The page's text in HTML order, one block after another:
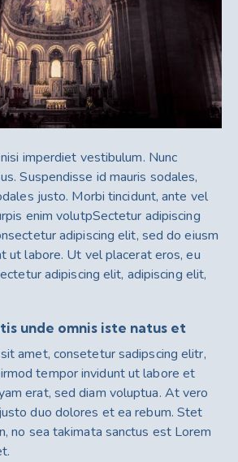
imperdiet vestibulum. Nunc
Suspendisse id mauris sodales,
justo. Morbi tincidunt, ante vel
enim volutpSectetur adipiscing
adipiscing elit, sed do eiusm
ut labore. Ut vel placerat eros, eu
adipiscing elit, adipiscing elit,
unde omnis iste natus et
amet, consetetur sadipscing elitr,
tempor invidunt ut labore et
erat, sed diam voluptua. At vero
duo dolores et ea rebum. Stet
no sea takimata sanctus est Lorem